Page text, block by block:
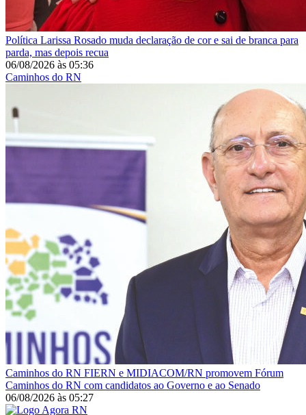
Política Larissa Rosado muda declaração de cor e sai de branca para
parda, mas depois recua
06/08/2026 às 05:36
Caminhos do RN
Caminhos do RN FIERN e MIDIACOM/RN promovem Fórum
Caminhos do RN com candidatos ao Governo e ao Senado
06/08/2026 às 05:27